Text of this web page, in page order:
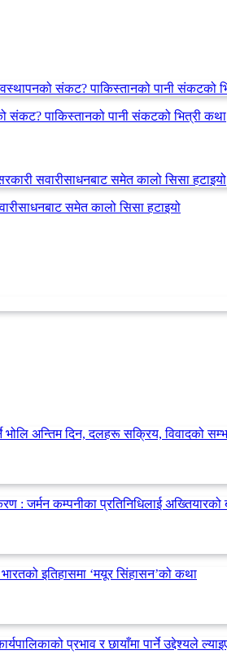
संकट? पाकिस्तानको पानी संकटको भित्री कथा
समेत कालो सिसा हटाइयो